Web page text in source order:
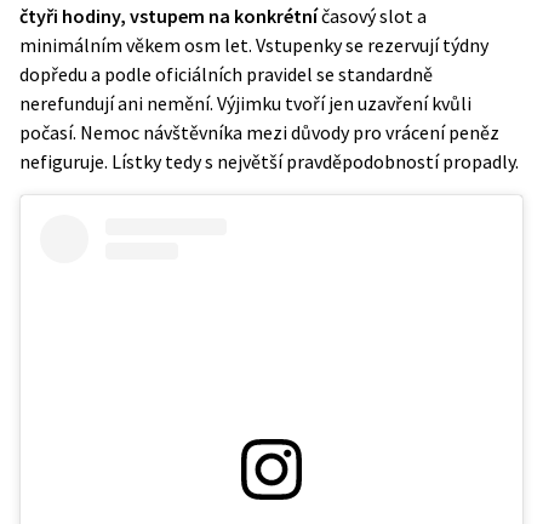
čtyři hodiny, vstupem na konkrétníčasový slot a
minimálním věkem osm let. Vstupenky se rezervují týdny
dopředu a podle oficiálních pravidel se standardně
nerefundují ani nemění. Výjimku tvoří jen uzavření kvůli
počasí. Nemoc návštěvníka mezi důvody pro vrácení peněz
nefiguruje. Lístky tedy s největší pravděpodobností propadly.